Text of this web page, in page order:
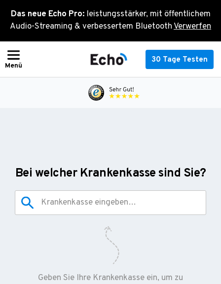
Das neue Echo Pro: leistungsstärker, mit öffentlichem
Audio-Streaming & verbessertem BluetoothVerwerfen
Inhalt
springen
30 Tage Testen
Bei welcher Krankenkasse sind Sie?
Geben Sie Ihre Krankenkasse ein, um zu